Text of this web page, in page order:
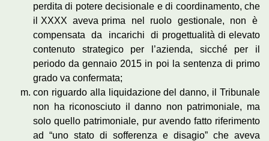
perdita di potere decisionale e di coordinamento, che
il XXXX aveva prima nel ruolo gestionale, non è
compensata da incarichi di progettualità di elevato
contenuto strategico per l’azienda, sicché per il
periodo da gennaio 2015 in poi la sentenza di primo
grado va confermata;
con riguardo alla liquidazione del danno, il Tribunale
non ha riconosciuto il danno non patrimoniale, ma
solo quello patrimoniale, pur avendo fatto riferimento
ad “uno stato di sofferenza e disagio” che aveva